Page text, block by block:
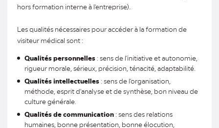
hors formation interne à l'entreprise).
Les qualités nécessaires pour accéder à la formation de
visiteur médical sont :
Qualités personnelles : sens de l'initiative et autonomie,
rigueur morale, sérieux, précision, ténacité, adaptabilité.
Qualités intellectuelles : sens de l'organisation,
méthode, esprit d'analyse et de synthèse, bon niveau de
culture générale.
Qualités de communication : sens des relations
humaines, bonne présentation, bonne élocution,